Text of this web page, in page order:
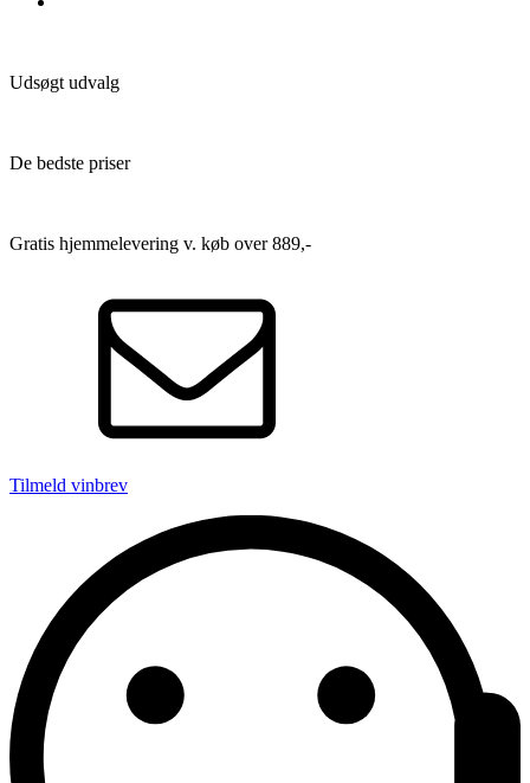
Udsøgt udvalg
De bedste priser
Gratis hjemmelevering v. køb over 889,-
Tilmeld vinbrev